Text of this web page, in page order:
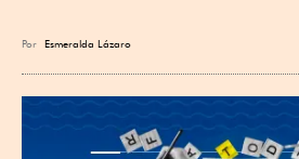
Por Esmeralda Lázaro